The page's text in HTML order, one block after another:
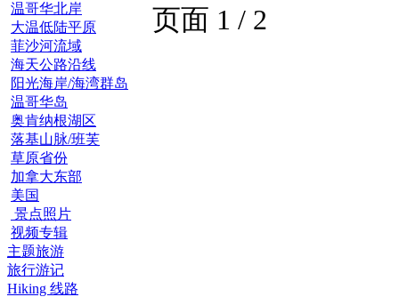
温哥华北岸
大温低陆平原
菲沙河流域
海天公路沿线
阳光海岸/海湾群岛
温哥华岛
奥肯纳根湖区
落基山脉/班芙
草原省份
加拿大东部
美国
景点照片
视频专辑
主题旅游
旅行游记
Hiking 线路
页面 1 / 2